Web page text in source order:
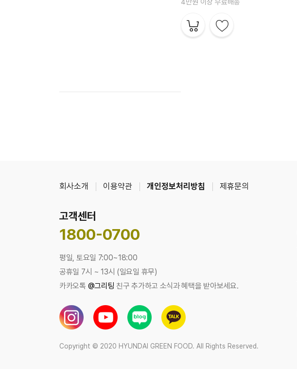
4만원 이상 무료배송
회사소개 이용약관 개인정보처리방침 제휴문의
고객센터
1800-0700
평일, 토요일 7:00~18:00
공휴일 7시 ~ 13시 (일요일 휴무)
카카오톡 @그리팅 친구 추가하고 소식과 혜택을 받아보세요.
Copyright © 2020 HYUNDAI GREEN FOOD. All Rights Reserved.